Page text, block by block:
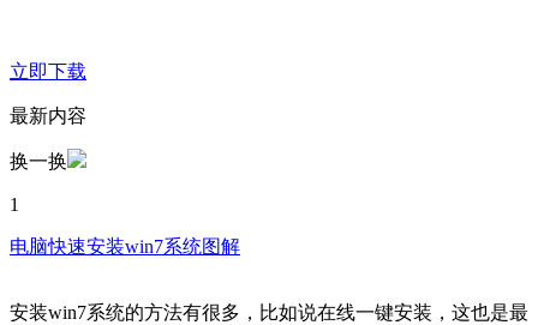
立即下载
最新内容
换一换
1
电脑快速安装win7系统图解
安装win7系统的方法有很多，比如说在线一键安装，这也是最